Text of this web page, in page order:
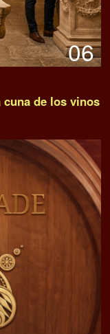
06
de los vinos